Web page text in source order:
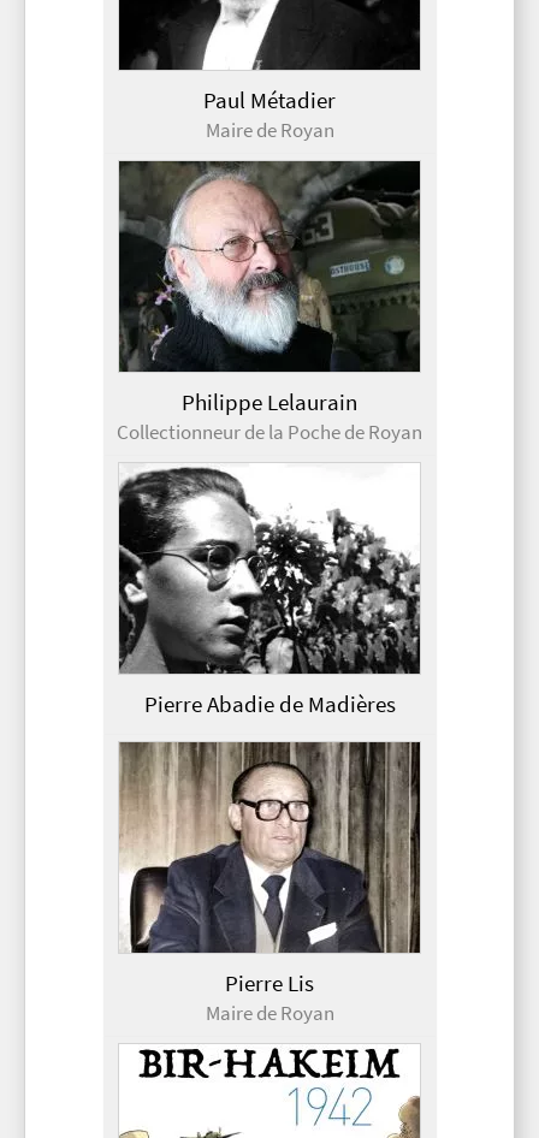
Paul Métadier
Maire de Royan
Philippe Lelaurain
Collectionneur de la Poche de Royan
Pierre Abadie de Madières
Pierre Lis
Maire de Royan